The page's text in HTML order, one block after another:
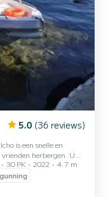
5.0 (36 reviews)
herbergen. U
stranden rond
op onze boot!
30 PK 2022
4.7 m